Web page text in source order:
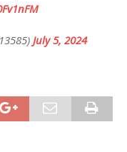
July 5, 2024